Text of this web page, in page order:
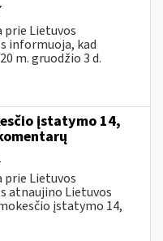
prie Lietuvos
informuoja, kad
m. gruodžio 3 d.
įstatymo 14,
prie Lietuvos
atnaujino Lietuvos
įstatymo 14,